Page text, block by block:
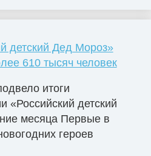
детский Дед Мороз»
610 тысяч человек
итоги
«Российский детский
месяца Первые в
героев